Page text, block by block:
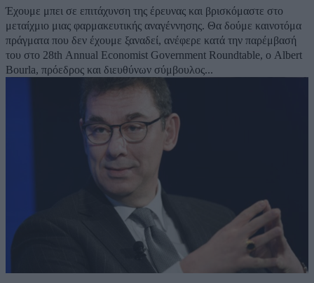
Έχουμε μπει σε επιτάχυνση της έρευνας και βρισκόμαστε στο
μεταίχμιο μιας φαρμακευτικής αναγέννησης. Θα δούμε καινοτόμα
πράγματα που δεν έχουμε ξαναδεί, ανέφερε κατά την παρέμβασή
του στο 28th Annual Economist Government Roundtable, ο Albert
Bourla, πρόεδρος και διευθύνων σύμβουλος...